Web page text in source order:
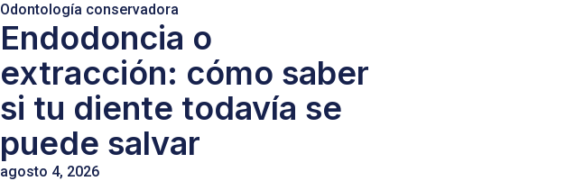
Odontología conservadora
Endodoncia o
extracción: cómo saber
si tu diente todavía se
puede salvar
agosto 4, 2026